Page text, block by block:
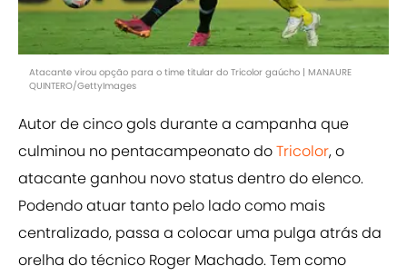
Atacante virou opção para o time titular do Tricolor gaúcho | MANAURE
QUINTERO/GettyImages
Autor de cinco gols durante a campanha que
culminou no pentacampeonato doTricolor, o
atacante ganhou novo status dentro do elenco.
Podendo atuar tanto pelo lado como mais
centralizado, passa a colocar uma pulga atrás da
orelha do técnico Roger Machado. Tem como